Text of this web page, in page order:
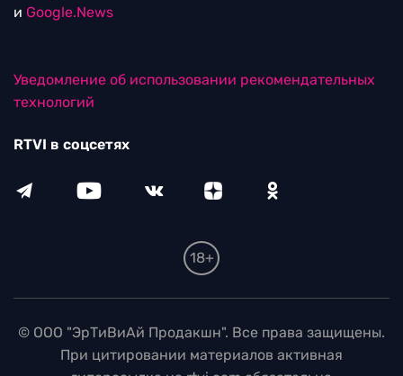
и Google.News
Уведомление об использовании рекомендательных
технологий
RTVI в соцсетях
18+
© ООО "ЭрТиВиАй Продакшн". Все права защищены.
При цитировании материалов активная